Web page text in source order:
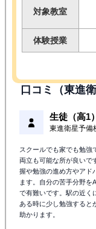
対象教室
体験授業
口コミ（東進
生徒（高1）
東進衛星予備
スクールでも家でも勉強
両立も可能な所が良いで
握や勉強の進め方やアド
ます。自分の苦手分野を
で有難いです。駅の近く
ある時に少し勉強すると
助かります。